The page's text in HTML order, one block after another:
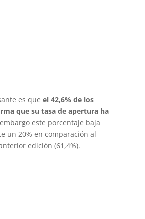
es que el 42,6% de los
que su tasa de apertura ha
este porcentaje baja
un 20% en comparación al
edición (61,4%).